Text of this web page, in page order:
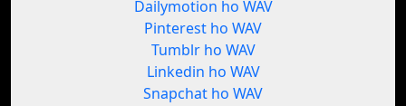
Dailymotion ho WAV
Pinterest ho WAV
Tumblr ho WAV
Linkedin ho WAV
Snapchat ho WAV